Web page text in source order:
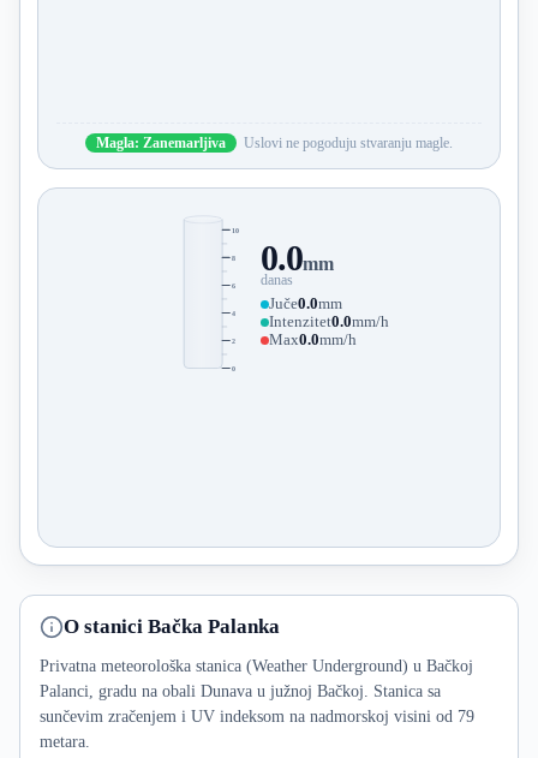
Magla: Zanemarljiva Uslovi ne pogoduju stvaranju magle.
0
2
4
6
8
10
0.0mm
danas
Juče0.0mm
Intenzitet0.0mm/h
Max0.0mm/h
O stanici Bačka Palanka
Privatna meteorološka stanica (Weather Underground) u Bačkoj
Palanci, gradu na obali Dunava u južnoj Bačkoj. Stanica sa
sunčevim zračenjem i UV indeksom na nadmorskoj visini od 79
metara.